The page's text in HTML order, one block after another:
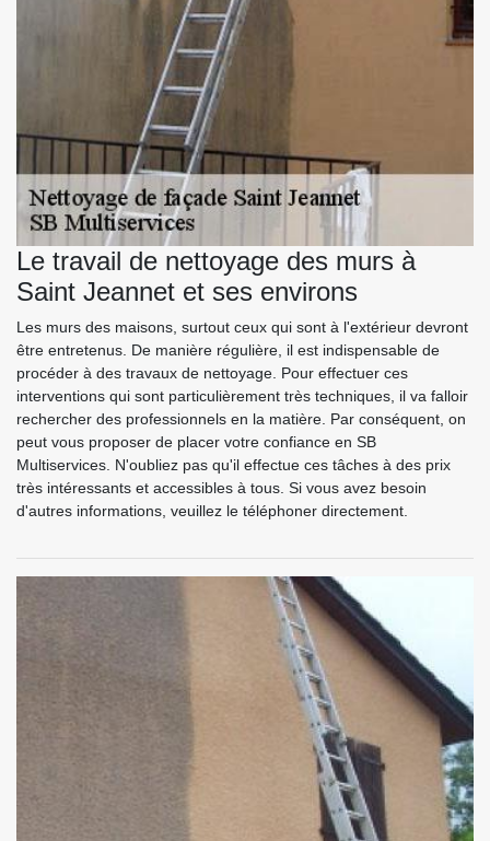
Le travail de nettoyage des murs à
Saint Jeannet et ses environs
Les murs des maisons, surtout ceux qui sont à l'extérieur devront
être entretenus. De manière régulière, il est indispensable de
procéder à des travaux de nettoyage. Pour effectuer ces
interventions qui sont particulièrement très techniques, il va falloir
rechercher des professionnels en la matière. Par conséquent, on
peut vous proposer de placer votre confiance en SB
Multiservices. N'oubliez pas qu'il effectue ces tâches à des prix
très intéressants et accessibles à tous. Si vous avez besoin
d'autres informations, veuillez le téléphoner directement.